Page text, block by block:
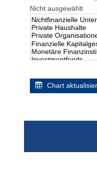
Nicht ausgewählt
Chart